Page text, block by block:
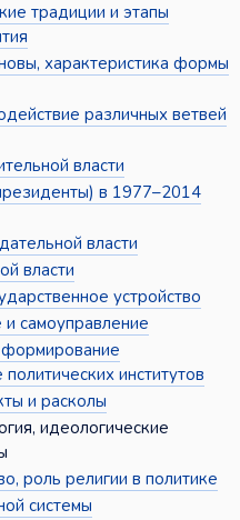
традиции и этапы
характеристика формы
различных ветвей
власти
в 1977–2014
власти
власти
устройство
самоуправление
институтов
и расколы
идеологические
роль религии в политике
системы